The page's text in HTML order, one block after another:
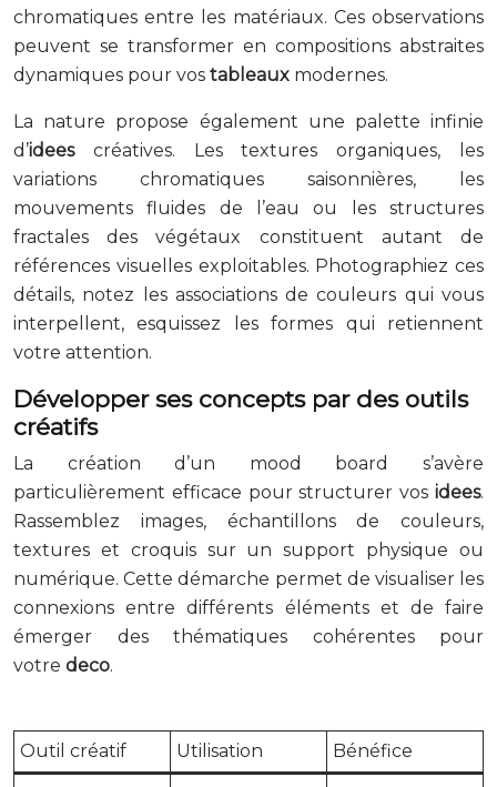
chromatiques entre les matériaux. Ces observations
peuvent se transformer en compositions abstraites
dynamiques pour vos tableaux modernes.
La nature propose également une palette infinie
d’ideescréatives. Les textures organiques, les
variations chromatiques saisonnières, les
mouvements fluides de l’eau ou les structures
fractales des végétaux constituent autant de
références visuelles exploitables. Photographiez ces
détails, notez les associations de couleurs qui vous
interpellent, esquissez les formes qui retiennent
votre attention.
Développer ses concepts par des outils
créatifs
La création d’un mood board s’avère
particulièrement efficace pour structurer vos idees.
Rassemblez images, échantillons de couleurs,
textures et croquis sur un support physique ou
numérique. Cette démarche permet de visualiser les
connexions entre différents éléments et de faire
émerger des thématiques cohérentes pour
votre deco.
Outil créatif Utilisation Bénéfice